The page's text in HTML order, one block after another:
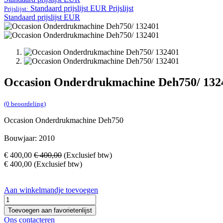
Prijslijst: Standaard prijslijst EUR Prijslijst
Standaard prijslijst EUR
Occasion Onderdrukmachine Deh750/
(0 beoordeling)
Occasion Onderdrukmachine Deh750
Bouwjaar: 2010
€ 400,00 €400,00 (Exclusief btw)
€ 400,00 (Exclusief btw)
Aan winkelmandje toevoegen
Toevoegen aan favorietenlijst
Ons contacteren